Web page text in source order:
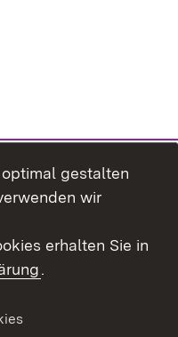
zur
gestalten
wir
erhalten Sie in
.